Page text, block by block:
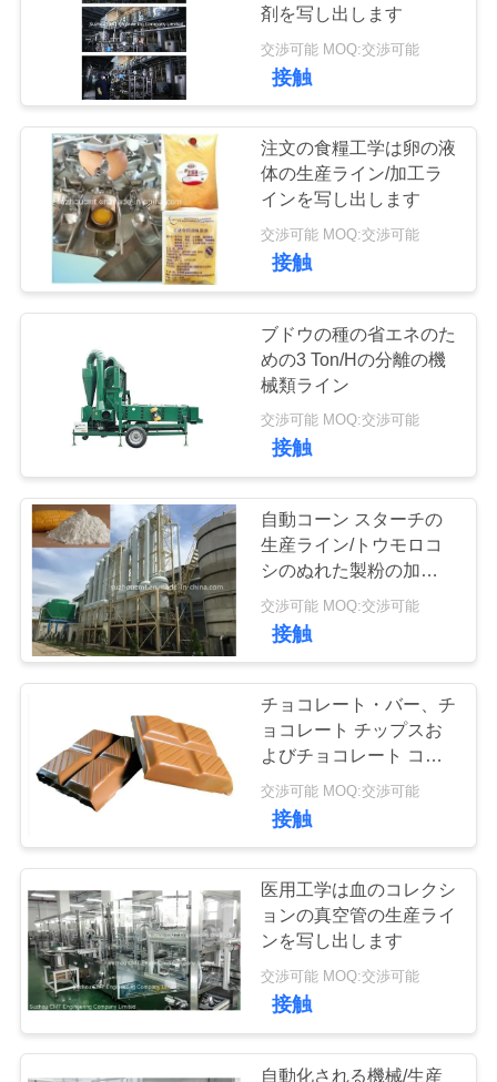
PRIVACY
POLICY
剤を写し出します
交渉可能 MOQ:交渉可能
接触
注文の食糧工学は卵の液
体の生産ライン/加工ラ
インを写し出します
交渉可能 MOQ:交渉可能
接触
ブドウの種の省エネのた
めの3 Ton/Hの分離の機
械類ライン
交渉可能 MOQ:交渉可能
接触
自動コーン スターチの
生産ライン/トウモロコ
シのぬれた製粉の加工ラ
イン
交渉可能 MOQ:交渉可能
接触
チョコレート・バー、チ
ョコレート チップスお
よびチョコレート コー
ティングの生産ライン
交渉可能 MOQ:交渉可能
接触
医用工学は血のコレクシ
ョンの真空管の生産ライ
ンを写し出します
交渉可能 MOQ:交渉可能
接触
自動化される機械/生産